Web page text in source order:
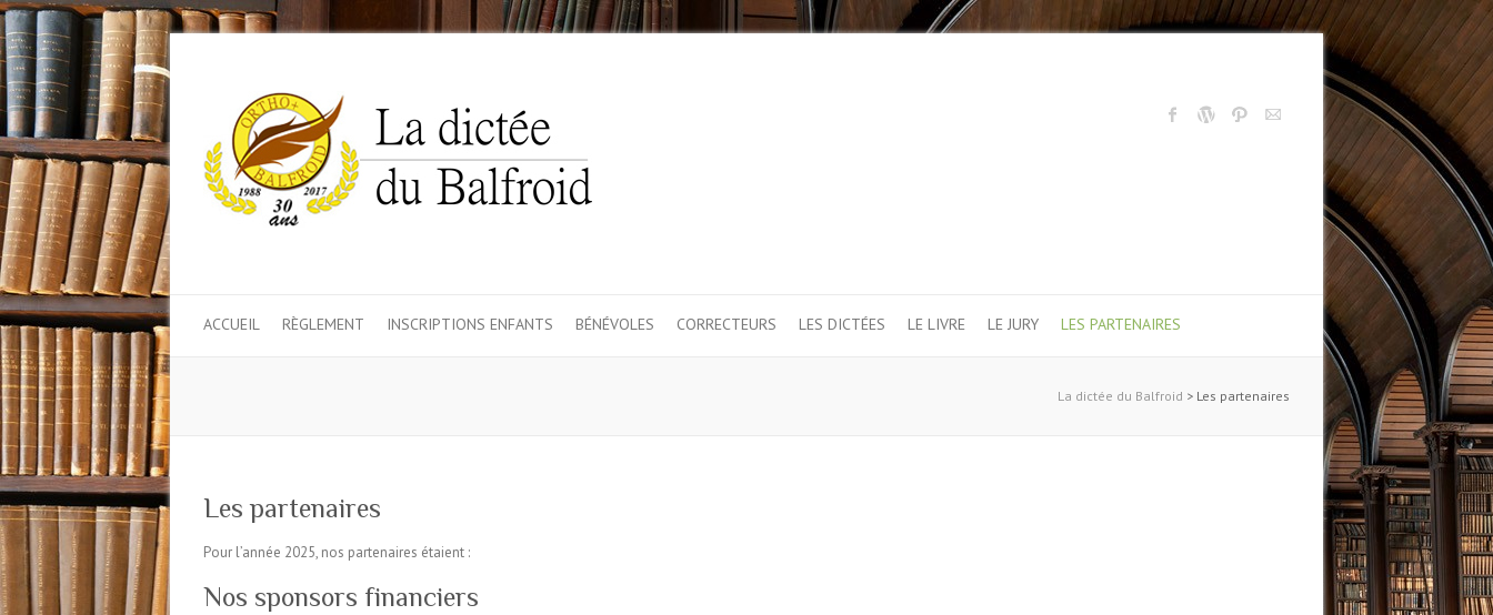
ACCUEIL RÈGLEMENT INSCRIPTIONS ENFANTS BÉNÉVOLES CORRECTEURS LES DICTÉES LE LIVRE LE JURY LES PARTENAIRES
La dictée du Balfroid > Les partenaires
Les partenaires
Pour l’année 2025, nos partenaires étaient :
Nos sponsors financiers